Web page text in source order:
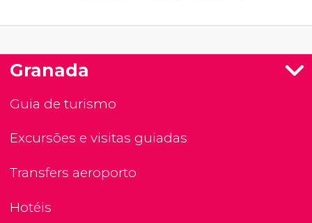
Granada
Guia de turismo
Excursões e visitas guiadas
Transfers aeroporto
Hotéis